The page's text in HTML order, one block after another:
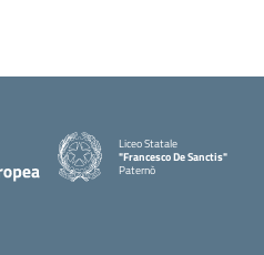
Liceo Statale
"Francesco De Sanctis"
Paternò